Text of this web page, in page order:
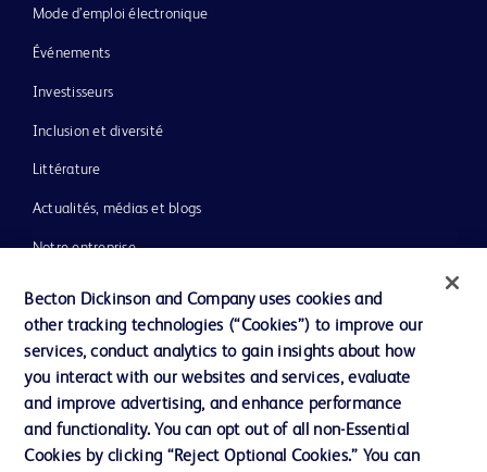
Mode d’emploi électronique
Événements
Investisseurs
Inclusion et diversité
Littérature
Actualités, médias et blogs
Notre entreprise
Assistance
Nous contacter
Préférences en matière de cookies
Becton Dickinson and Company uses cookies and
other tracking technologies (“Cookies”) to improve our
services, conduct analytics to gain insights about how
you interact with our websites and services, evaluate
and improve advertising, and enhance performance
and functionality. You can opt out of all non-Essential
Cookies by clicking “Reject Optional Cookies.” You can